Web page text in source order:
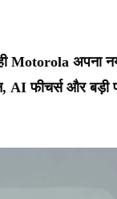
Motorola अपना
AI फीचर्स और बड़ी